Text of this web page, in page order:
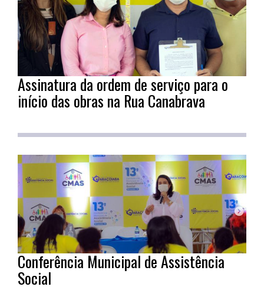
Assinatura da ordem de serviço para o
início das obras na Rua Canabrava
Conferência Municipal de Assistência
Social